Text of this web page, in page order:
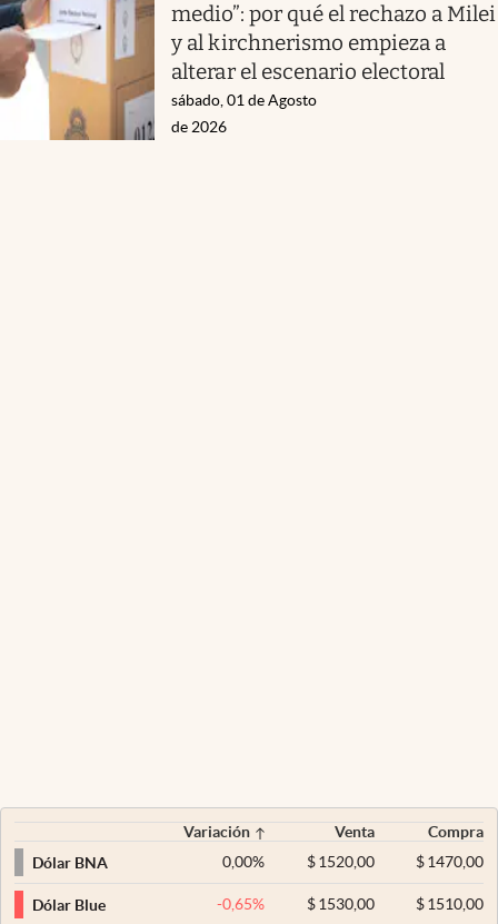
medio”: por qué el rechazo a Milei
y al kirchnerismo empieza a
alterar el escenario electoral
sábado, 01 de Agosto
de 2026
Variación Venta
Compra
Dólar BNA
0,00% $ 1520,00 $1470,00
Dólar Blue -0,65% $ 1530,00 $1510,00